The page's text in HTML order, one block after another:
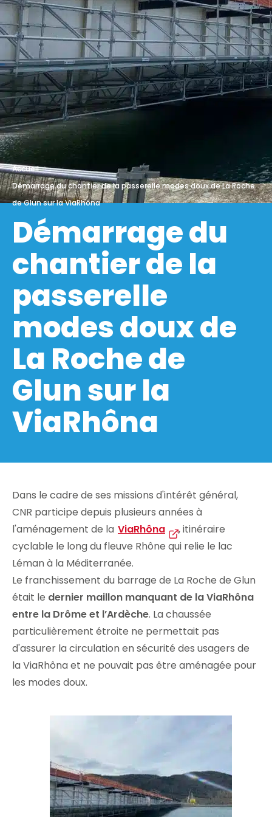
Accueil
Démarrage du chantier de la passerelle modes doux de La Roche
de Glun sur la ViaRhôna
Démarrage du
chantier de la
passerelle
modes doux de
La Roche de
Glun sur la
ViaRhôna
Dans le cadre de ses missions d'intérêt général,
CNR participe depuis plusieurs années à
l'aménagement de la ViaRhôna
, itinéraire
cyclable le long du fleuve Rhône qui relie le lac
Léman à la Méditerranée.
Le franchissement du barrage de La Roche de Glun
était le dernier maillon manquant de la ViaRhôna
entre la Drôme et l’Ardèche. La chaussée
particulièrement étroite ne permettait pas
d'assurer la circulation en sécurité des usagers de
la ViaRhôna et ne pouvait pas être aménagée pour
les modes doux.